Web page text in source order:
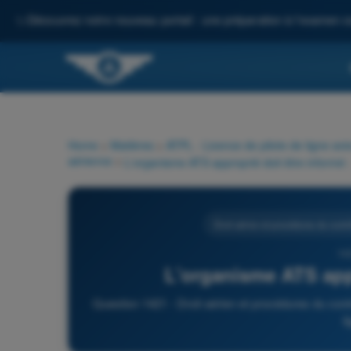
Découvrez notre nouveau portail : une préparation à l'examen
Home Matières ATPL - Licence de pilote de ligne avion
aérienne
L'organisme ATS approprié doit être informé :
L'organisme ATS
Question 1421 - Droit aérien et procédures du